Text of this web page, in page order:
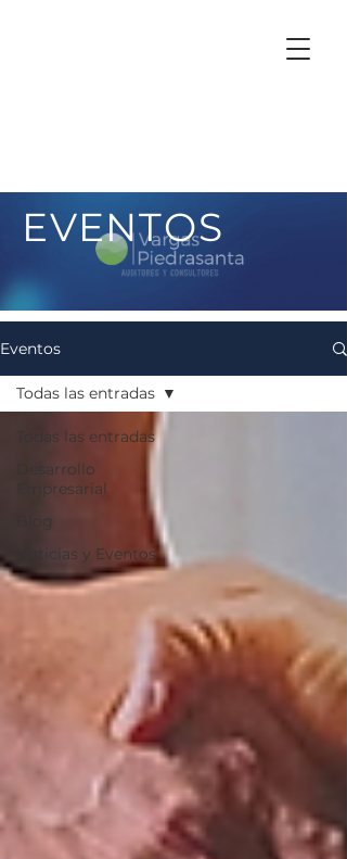
EVENTOS
Eventos
Todas las entradas
Desarrollo
Empresarial
Blog
Noticias y Eventos
Todas las entradas